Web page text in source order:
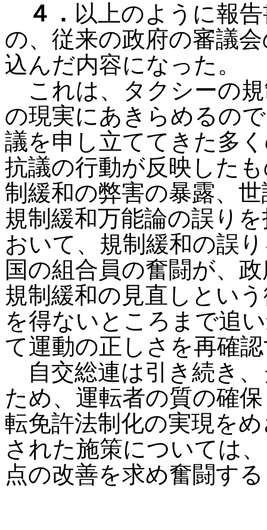
４． 以上のように報
の、従来の政府の審議
込んだ内容になった。
これは、タクシーの
の現実にあきらめるの
議を申し立ててきた多
抗議の行動が反映した
制緩和の弊害の暴露、
規制緩和万能論の誤り
おいて、規制緩和の誤
国の組合員の奮闘が、
規制緩和の見直しとい
を得ないところまで追
て運動の正しさを再確
自交総連は引き続き
ため、運転者の質の確
転免許法制化の実現を
された施策については
点の改善を求め奮闘す